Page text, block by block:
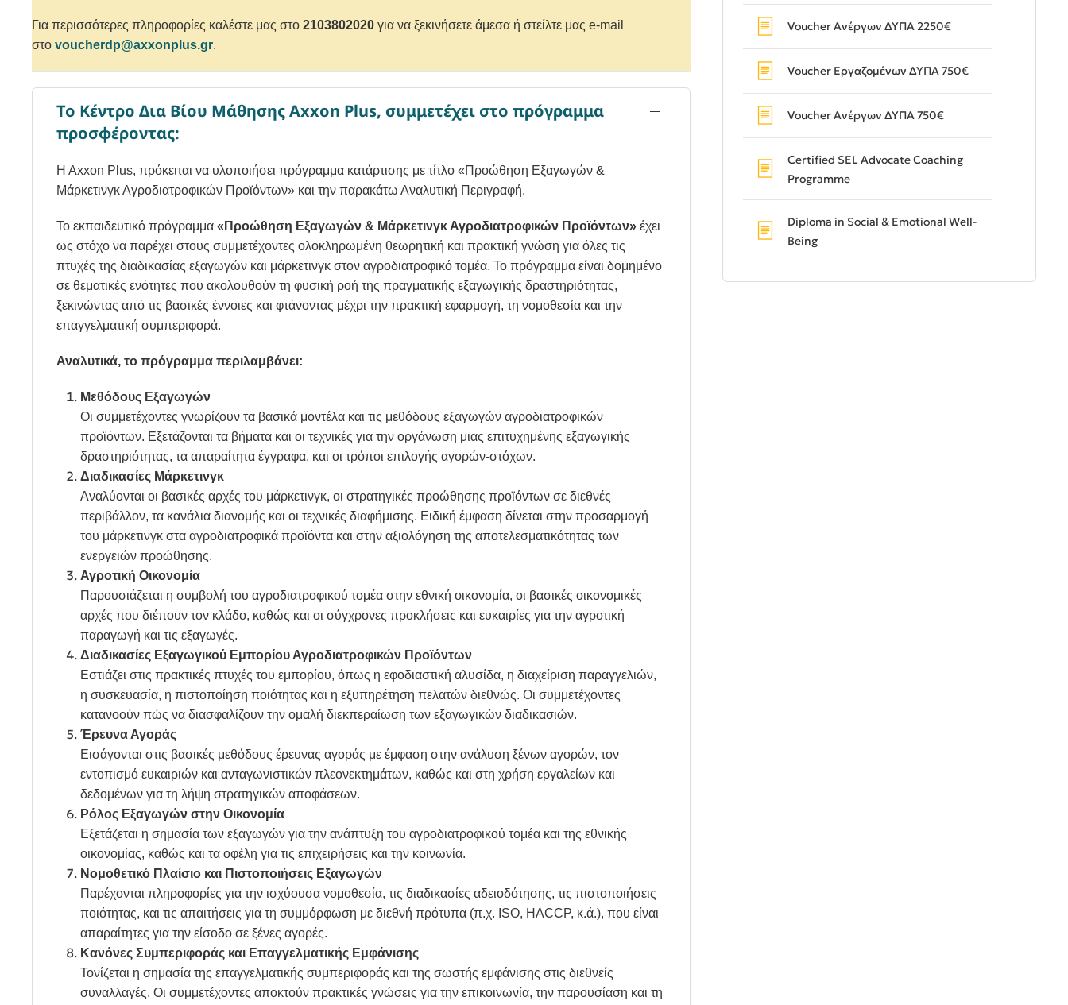
Για περισσότερες πληροφορίες καλέστε μας στο 2103802020 για να ξεκινήσετε άμεσα ή στείλτε μας e-mail
στο voucherdp@axxonplus.gr.
Το Κέντρο Δια Βίου Μάθησης Axxon Plus, συμμετέχει στο πρόγραμμα
προσφέροντας:
H Axxon Plus, πρόκειται να υλοποιήσει πρόγραμμα κατάρτισης με τίτλο «Προώθηση Εξαγωγών &
Μάρκετινγκ Αγροδιατροφικών Προϊόντων» και την παρακάτω Αναλυτική Περιγραφή.
Το εκπαιδευτικό πρόγραμμα «Προώθηση Εξαγωγών & Μάρκετινγκ Αγροδιατροφικών Προϊόντων» έχει
ως στόχο να παρέχει στους συμμετέχοντες ολοκληρωμένη θεωρητική και πρακτική γνώση για όλες τις
πτυχές της διαδικασίας εξαγωγών και μάρκετινγκ στον αγροδιατροφικό τομέα. Το πρόγραμμα είναι δομημένο
σε θεματικές ενότητες που ακολουθούν τη φυσική ροή της πραγματικής εξαγωγικής δραστηριότητας,
ξεκινώντας από τις βασικές έννοιες και φτάνοντας μέχρι την πρακτική εφαρμογή, τη νομοθεσία και την
επαγγελματική συμπεριφορά.
Αναλυτικά, το πρόγραμμα περιλαμβάνει:
Μεθόδους Εξαγωγών
Οι συμμετέχοντες γνωρίζουν τα βασικά μοντέλα και τις μεθόδους εξαγωγών αγροδιατροφικών
προϊόντων. Εξετάζονται τα βήματα και οι τεχνικές για την οργάνωση μιας επιτυχημένης εξαγωγικής
δραστηριότητας, τα απαραίτητα έγγραφα, και οι τρόποι επιλογής αγορών-στόχων.
Διαδικασίες Μάρκετινγκ
Αναλύονται οι βασικές αρχές του μάρκετινγκ, οι στρατηγικές προώθησης προϊόντων σε διεθνές
περιβάλλον, τα κανάλια διανομής και οι τεχνικές διαφήμισης. Ειδική έμφαση δίνεται στην προσαρμογή
του μάρκετινγκ στα αγροδιατροφικά προϊόντα και στην αξιολόγηση της αποτελεσματικότητας των
ενεργειών προώθησης.
Αγροτική Οικονομία
Παρουσιάζεται η συμβολή του αγροδιατροφικού τομέα στην εθνική οικονομία, οι βασικές οικονομικές
αρχές που διέπουν τον κλάδο, καθώς και οι σύγχρονες προκλήσεις και ευκαιρίες για την αγροτική
παραγωγή και τις εξαγωγές.
Διαδικασίες Εξαγωγικού Εμπορίου Αγροδιατροφικών Προϊόντων
Εστιάζει στις πρακτικές πτυχές του εμπορίου, όπως η εφοδιαστική αλυσίδα, η διαχείριση παραγγελιών,
η συσκευασία, η πιστοποίηση ποιότητας και η εξυπηρέτηση πελατών διεθνώς. Οι συμμετέχοντες
κατανοούν πώς να διασφαλίζουν την ομαλή διεκπεραίωση των εξαγωγικών διαδικασιών.
Έρευνα Αγοράς
Εισάγονται στις βασικές μεθόδους έρευνας αγοράς με έμφαση στην ανάλυση ξένων αγορών, τον
εντοπισμό ευκαιριών και ανταγωνιστικών πλεονεκτημάτων, καθώς και στη χρήση εργαλείων και
δεδομένων για τη λήψη στρατηγικών αποφάσεων.
Ρόλος Εξαγωγών στην Οικονομία
Εξετάζεται η σημασία των εξαγωγών για την ανάπτυξη του αγροδιατροφικού τομέα και της εθνικής
οικονομίας, καθώς και τα οφέλη για τις επιχειρήσεις και την κοινωνία.
Νομοθετικό Πλαίσιο και Πιστοποιήσεις Εξαγωγών
Παρέχονται πληροφορίες για την ισχύουσα νομοθεσία, τις διαδικασίες αδειοδότησης, τις πιστοποιήσεις
ποιότητας, και τις απαιτήσεις για τη συμμόρφωση με διεθνή πρότυπα (π.χ. ISO, HACCP, κ.ά.), που είναι
απαραίτητες για την είσοδο σε ξένες αγορές.
Κανόνες Συμπεριφοράς και Επαγγελματικής Εμφάνισης
Τονίζεται η σημασία της επαγγελματικής συμπεριφοράς και της σωστής εμφάνισης στις διεθνείς
συναλλαγές. Οι συμμετέχοντες αποκτούν πρακτικές γνώσεις για την επικοινωνία, την παρουσίαση και τη
Voucher Ανέργων ΔΥΠΑ 2250€
Voucher Εργαζομένων ΔΥΠΑ 750€
Voucher Ανέργων ΔΥΠΑ 750€
Certified SEL Advocate Coaching
Programme
Diploma in Social & Emotional Well-
Being